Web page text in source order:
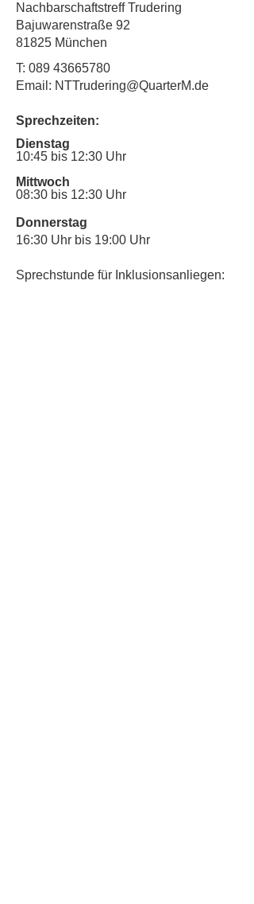
Nachbarschaftstreff Trudering
Bajuwarenstraße 92
81825 München
T: 089 43665780
Email: NTTrudering@QuarterM.de
Sprechzeiten:
Dienstag
10:45 bis 12:30 Uhr
Mittwoch
08:30 bis 12:30 Uhr
Donnerstag
16:30 Uhr bis 19:00 Uhr
Sprechstunde für Inklusionsanliegen: